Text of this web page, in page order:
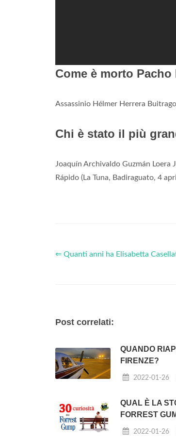
Come è morto Pacho
Assassinio Hélmer Herrera
Chi è stato il più
Joaquín Archivaldo Guzmán Loera
Rápido (La Tuna, Badiraguato, 4
⇐ Quanti anni ha Elisabetta
Post correlati:
QUANDO
FIRENZE?
2022-01-26
QUAL È LA
FORREST
2022-01-26